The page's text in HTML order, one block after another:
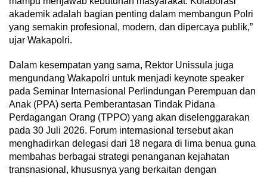
akademik adalah bagian penting dalam membangun Polri
yang semakin profesional, modern, dan dipercaya publik,”
ujar Wakapolri.
Dalam kesempatan yang sama, Rektor Unissula juga
mengundang Wakapolri untuk menjadi keynote speaker
pada Seminar Internasional Perlindungan Perempuan dan
Anak (PPA) serta Pemberantasan Tindak Pidana
Perdagangan Orang (TPPO) yang akan diselenggarakan
pada 30 Juli 2026. Forum internasional tersebut akan
menghadirkan delegasi dari 18 negara di lima benua guna
membahas berbagai strategi penanganan kejahatan
transnasional, khususnya yang berkaitan dengan